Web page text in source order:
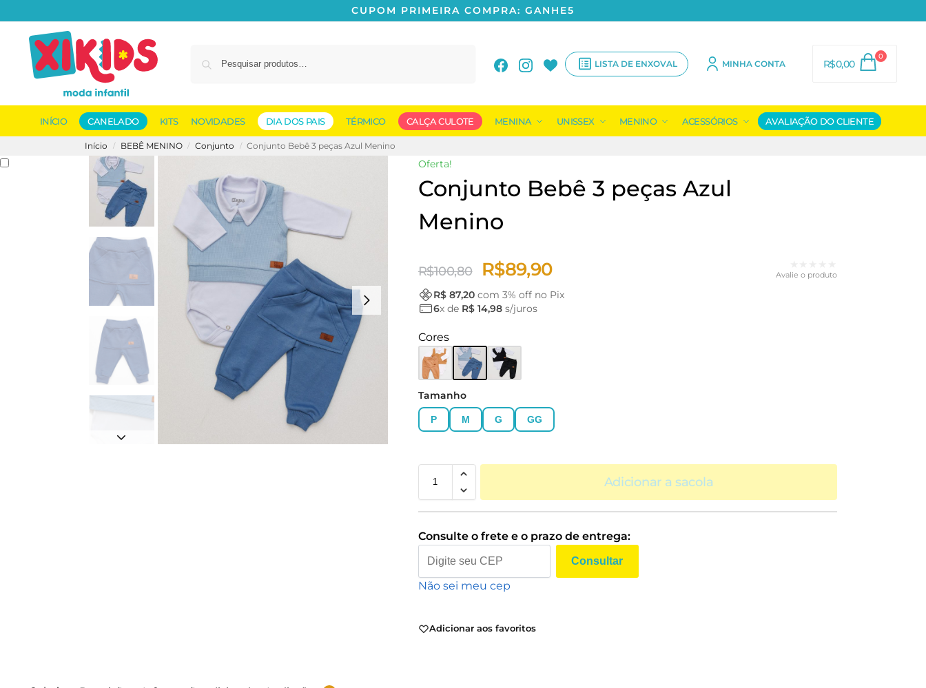
CUPOM PRIMEIRA COMPRA: GANHE5
LISTA DE ENXOVAL
MINHA CONTA R$0,00
0
INÍCIO CANELADO KITS NOVIDADES DIA DOS PAIS TÉRMICO CALÇA CULOTE MENINA UNISSEX MENINO ACESSÓRIOS AVALIAÇÃO DO CLIENTE
Início / BEBÊ MENINO / Conjunto / Conjunto Bebê 3 peças Azul Menino
Oferta!
Conjunto Bebê 3 peças Azul
Menino
R$100,80 R$89,90 Avalie o produto
R$ 87,20com 3% off no Pix
6x de R$ 14,98s/juros
Cores
Tamanho
P M G GG
Adicionar a sacola
Consulte o frete e o prazo de entrega:
Consultar
Não sei meu cep
Adicionar aos favoritos